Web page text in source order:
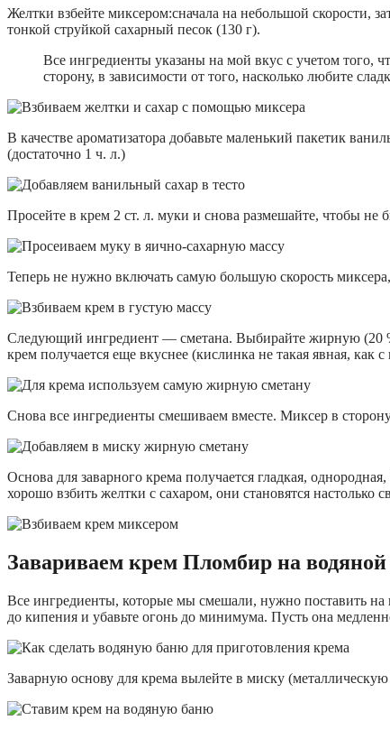
Желтки взбейте миксером:сначала на небольшой скорости,
тонкой струйкой сахарный песок (130 г).
Все ингредиенты указаны на мой вкус с учетом
сторону, в зависимости от того, насколько любите
В качестве ароматизатора добавьте маленький пакетик
(достаточно 1 ч. л.)
Просейте в крем 2 ст. л. муки и снова размешайте, чтобы не
Теперь не нужно включать самую большую скорость
Следующий ингредиент — сметана. Выбирайте жирную (20
крем получается еще вкуснее (кислинка не такая явная, как
Снова все ингредиенты смешиваем вместе. Миксер в
Основа для заварного крема получается гладкая,
хорошо взбить желтки с сахаром, они становятся
Завариваем крем Пломбир на водяной
Все ингредиенты, которые мы смешали, нужно поставить на
до кипения и убавьте огонь до минимума. Пусть она
Заварную основу для крема вылейте в миску